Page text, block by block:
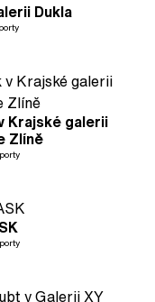
Dukla
Krajské galerii
Zlíně